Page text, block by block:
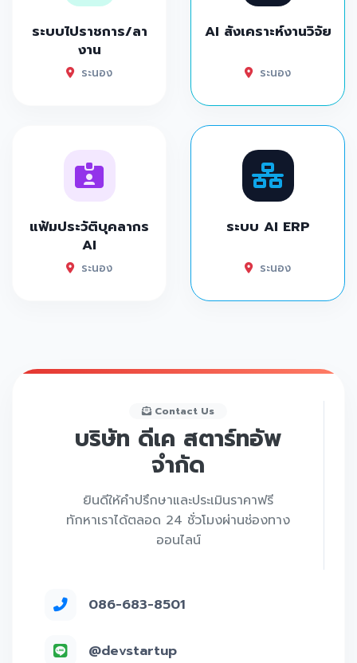
ระบบไปราชการ/ลา
งาน
ระนอง
AI สังเคราะห์งานวิจัย
ระนอง
แฟ้มประวัติบุคลากร
AI
ระนอง
ระบบ AI ERP
ระนอง
Contact Us
บริษัท ดีเค สตาร์ทอัพ
จำกัด
ยินดีให้คำปรึกษาและประเมินราคาฟรี
ทักหาเราได้ตลอด 24 ชั่วโมงผ่านช่องทาง
ออนไลน์
086-683-8501
@devstartup